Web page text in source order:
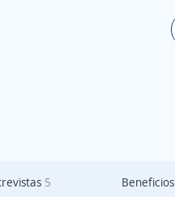
5 Beneficios